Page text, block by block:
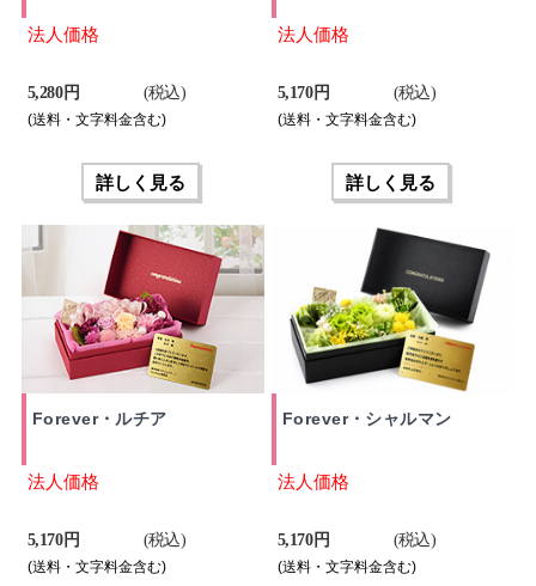
法人価格
5,280 円 (税込)
(送料・文字料金含む)
詳しく見る
法人価格
5,170 円 (税込)
(送料・文字料金含む)
詳しく見る
Forever・ルチア
法人価格
5,170 円 (税込)
(送料・文字料金含む)
Forever・シャルマン
法人価格
5,170 円 (税込)
(送料・文字料金含む)